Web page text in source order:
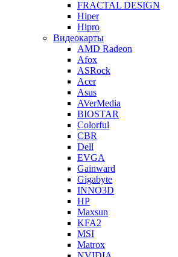
FRACTAL DESIGN
Hiper
Hipro
Видеокарты
AMD Radeon
Afox
ASRock
Acer
Asus
AVerMedia
BIOSTAR
Colorful
CBR
Dell
EVGA
Gainward
Gigabyte
INNO3D
HP
Maxsun
KFA2
MSI
Matrox